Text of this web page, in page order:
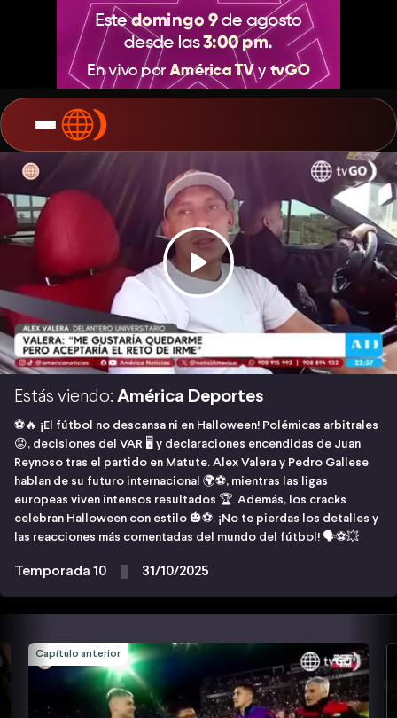
Estás viendo: América Deportes
⚽🔥 ¡El fútbol no descansa ni en Halloween! Polémicas arbitrales
😡, decisiones del VAR 🖥️ y declaraciones encendidas de Juan
Reynoso tras el partido en Matute. Alex Valera y Pedro Gallese
hablan de su futuro internacional 🌍⚽, mientras las ligas
europeas viven intensos resultados 🏆. Además, los cracks
celebran Halloween con estilo 🎃⚽. ¡No te pierdas los detalles y
las reacciones más comentadas del mundo del fútbol! 🗣️⚽💥
Temporada 10 31/10/2025
Capítulo anterior